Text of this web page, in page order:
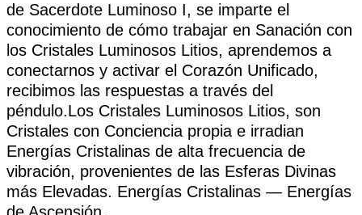
de Sacerdote Luminoso I, se imparte el
conocimiento de cómo trabajar en Sanación con
los Cristales Luminosos Litios, aprendemos a
conectarnos y activar el Corazón Unificado,
recibimos las respuestas a través del
péndulo.Los Cristales Luminosos Litios, son
Cristales con Conciencia propia e irradian
Energías Cristalinas de alta frecuencia de
vibración, provenientes de las Esferas Divinas
más Elevadas. Energías Cristalinas — Energías